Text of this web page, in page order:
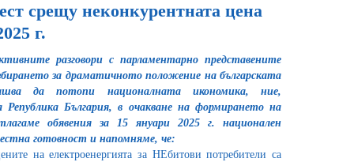
срещу неконкурентната цена
г.
разговори с парламентарно представените
за драматичното положение на българската
да потопи националната икономика, ние,
България, в очакване на формирането на
обявения за 15 януари 2025 г. национален
готовност и напомняме, че:
на електроенергията за НЕбитови потребители са